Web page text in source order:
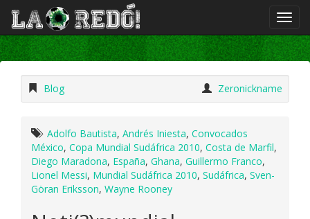
Blog Zeronickname
Adolfo Bautista, Andrés Iniesta, Convocados
México, Copa Mundial Sudáfrica 2010, Costa de Marfil,
Diego Maradona, España, Ghana, Guillermo Franco,
Lionel Messi, Mundial Sudáfrica 2010, Sudáfrica, Sven-
Göran Eriksson, Wayne Rooney